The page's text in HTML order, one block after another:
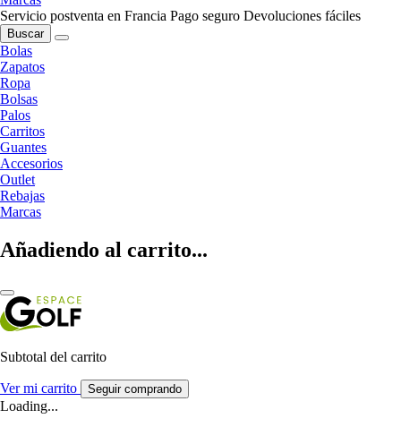
Servicio postventa en Francia Pago seguro Devoluciones fáciles
Buscar
Bolas
Zapatos
Ropa
Bolsas
Palos
Carritos
Guantes
Accesorios
Outlet
Rebajas
Marcas
Añadiendo al carrito...
Subtotal del carrito
Ver mi carrito Seguir comprando
Loading...